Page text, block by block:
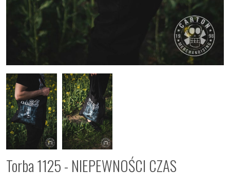
Torba 1125 - NIEPEWNOŚCI CZAS